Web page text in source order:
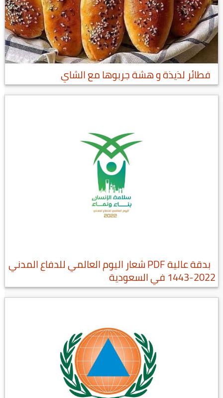
فطائر لذيذة و هشة جربوها مع الشاي
بدقة عالية PDF شعار اليوم العالمي للدفاع المدني
2022-1443 في السعودية